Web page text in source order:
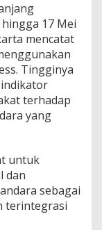
17 Mei
mencatat
Tingginya
terhadap
yang
untuk
dan
sebagai
terintegrasi